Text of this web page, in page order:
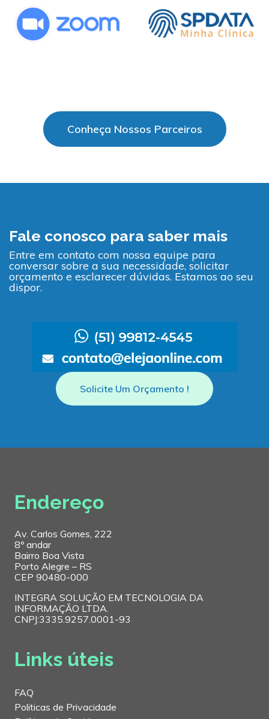
Conheça Nossos Parceiros
Fale conosco para saber mais
Entre em contato com nossa equipe para
conversar sobre a sua necessidade, solicitar
orçamento e esclarecer dúvidas. Estamos ao seu
dispor.
Solicite Um Orçamento !
Endereço
Av. Carlos Gomes, 222
8º andar
Bairro Boa Vista
Porto Alegre – RS
CEP 90480-000
INTEGRA SOLUÇÃO EM TECNOLOGIA DA
INFORMAÇÃO LTDA.
CNPJ:3335.9257.0001-93
Links úteis
FAQ
Politicas de Privacidade